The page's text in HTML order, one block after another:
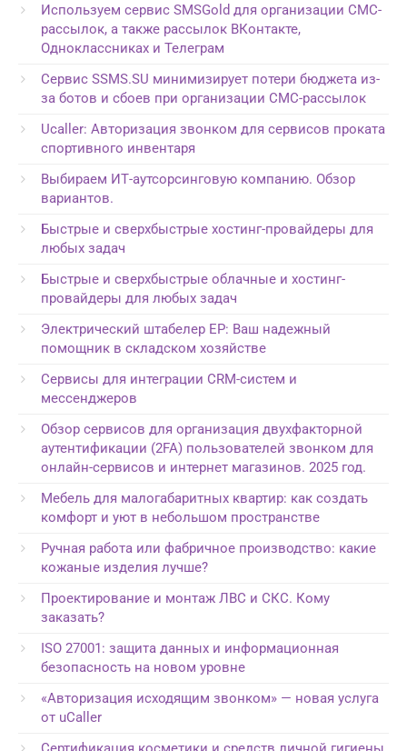
Используем сервис SMSGold для организации СМС-
рассылок, а также рассылок ВКонтакте,
Одноклассниках и Телеграм
Сервис SSMS.SU минимизирует потери бюджета из-
за ботов и сбоев при организации СМС-рассылок
Ucaller: Авторизация звонком для сервисов проката
спортивного инвентаря
Выбираем ИТ-аутсорсинговую компанию. Обзор
вариантов.
Быстрые и сверхбыстрые хостинг-провайдеры для
любых задач
Быстрые и сверхбыстрые облачные и хостинг-
провайдеры для любых задач
Электрический штабелер EP: Ваш надежный
помощник в складском хозяйстве
Сервисы для интеграции CRM-систем и
мессенджеров
Обзор сервисов для организация двухфакторной
аутентификации (2FA) пользователей звонком для
онлайн-сервисов и интернет магазинов. 2025 год.
Мебель для малогабаритных квартир: как создать
комфорт и уют в небольшом пространстве
Ручная работа или фабричное производство: какие
кожаные изделия лучше?
Проектирование и монтаж ЛВС и СКС. Кому
заказать?
ISO 27001: защита данных и информационная
безопасность на новом уровне
«Авторизация исходящим звонком» — новая услуга
от uCaller